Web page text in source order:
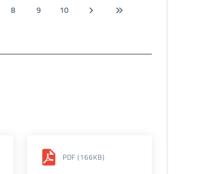
8 9 10
PDF (166KB)